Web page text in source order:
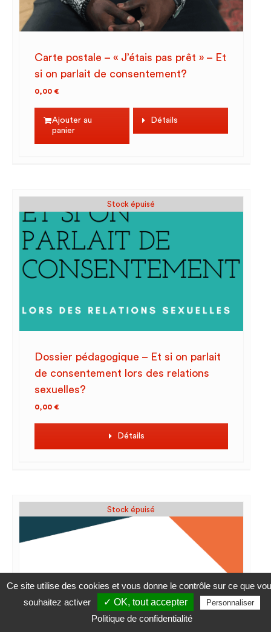
Carte postale – « J’étais pas prêt » – Et
si on parlait de consentement?
0,00 €
Ajouter au
panier
Détails
Stock épuisé
Dossier pédagogique – Et si on parlait
de consentement lors des relations
sexuelles?
0,00 €
Détails
Stock épuisé
Ce site utilise des cookies et vous donne le contrôle sur ce que
souhaitez activer
✓ OK, tout accepter Personnaliser
Politique de confidentialité